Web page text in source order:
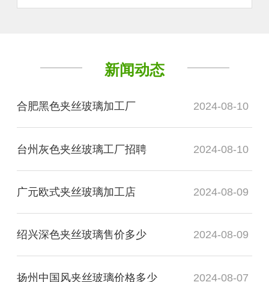
新闻动态
合肥黑色夹丝玻璃加工厂 2024-08-10
台州灰色夹丝玻璃工厂招聘 2024-08-10
广元欧式夹丝玻璃加工店 2024-08-09
绍兴深色夹丝玻璃售价多少 2024-08-09
扬州中国风夹丝玻璃价格多少 2024-08-07